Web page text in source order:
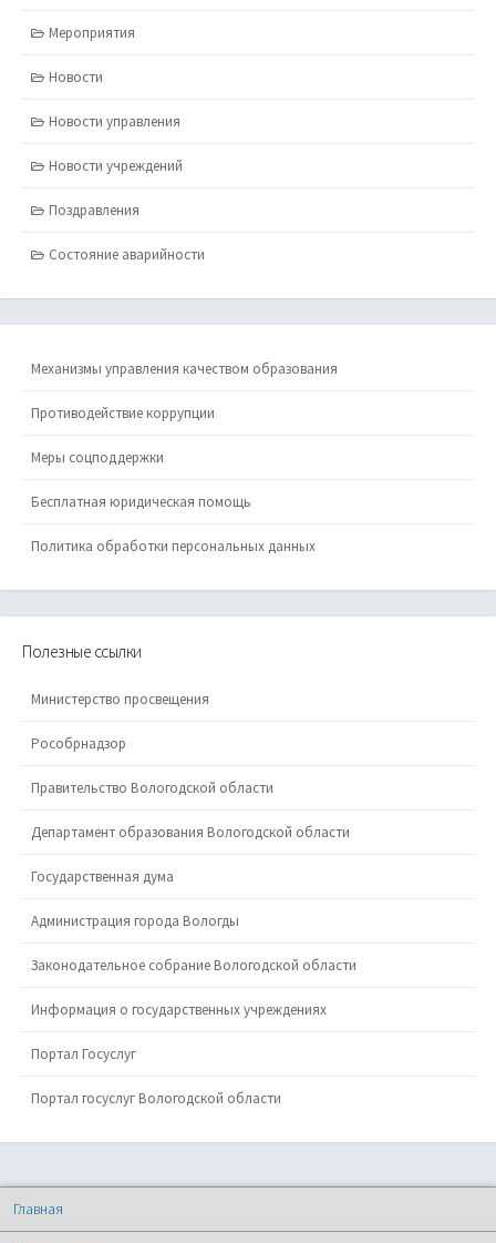
Мероприятия
Новости
Новости управления
Новости учреждений
Поздравления
Состояние аварийности
Механизмы управления качеством образования
Противодействие коррупции
Меры соцподдержки
Бесплатная юридическая помощь
Политика обработки персональных данных
Полезные ссылки
Министерство просвещения
Рособрнадзор
Правительство Вологодской области
Департамент образования Вологодской области
Государственная дума
Администрация города Вологды
Законодательное собрание Вологодской области
Информация о государственных учреждениях
Портал Госуслуг
Портал госуслуг Вологодской области
Главная